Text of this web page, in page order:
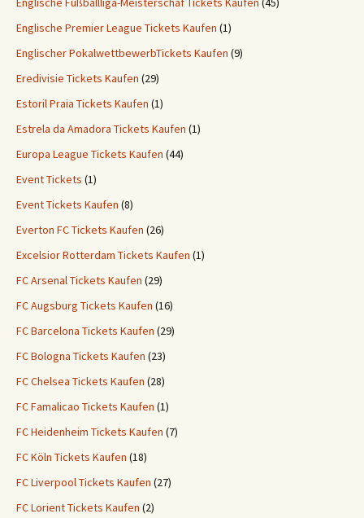
Englische Premier League Tickets Kaufen (1)
Englischer PokalwettbewerbTickets Kaufen (9)
Eredivisie Tickets Kaufen (29)
Estoril Praia Tickets Kaufen (1)
Estrela da Amadora Tickets Kaufen (1)
Europa League Tickets Kaufen (44)
Event Tickets (1)
Event Tickets Kaufen (8)
Everton FC Tickets Kaufen (26)
Excelsior Rotterdam Tickets Kaufen (1)
FC Arsenal Tickets Kaufen (29)
FC Augsburg Tickets Kaufen (16)
FC Barcelona Tickets Kaufen (29)
FC Bologna Tickets Kaufen (23)
FC Chelsea Tickets Kaufen (28)
FC Famalicao Tickets Kaufen (1)
FC Heidenheim Tickets Kaufen (7)
FC Köln Tickets Kaufen (18)
FC Liverpool Tickets Kaufen (27)
FC Lorient Tickets Kaufen (2)